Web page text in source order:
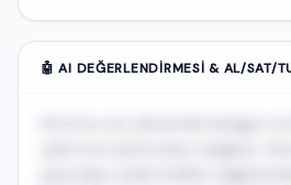
🤖 AI DEĞERLENDIRMESI & AL/SAT/